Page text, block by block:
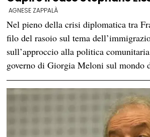
AGNESE ZAPPALÀ
Nel pieno della crisi diplomatica tra
filo del rasoio sul tema
sull’approccio alla politica
governo di Giorgia Meloni sul mondo